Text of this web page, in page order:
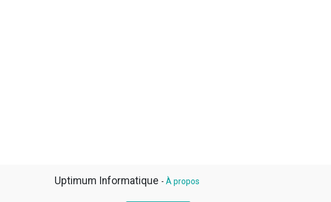
Uptimum Informatique - À propos